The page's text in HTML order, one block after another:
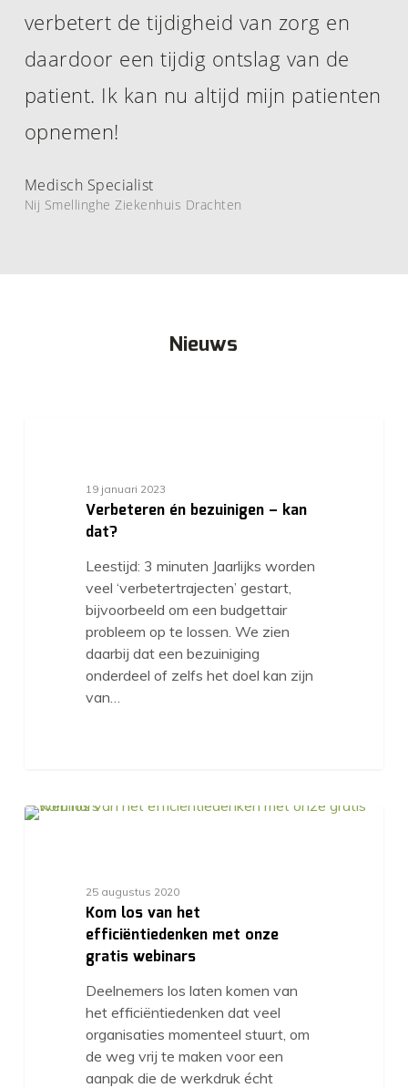
verbetert de tijdigheid van zorg en
daardoor een tijdig ontslag van de
patient. Ik kan nu altijd mijn patienten
opnemen!
Medisch Specialist
Nij Smellinghe Ziekenhuis Drachten
Nieuws
19 januari 2023
Verbeteren én bezuinigen – kan
dat?
Leestijd: 3 minuten Jaarlijks worden
veel ‘verbetertrajecten’ gestart,
bijvoorbeeld om een budgettair
probleem op te lossen. We zien
daarbij dat een bezuiniging
onderdeel of zelfs het doel kan zijn
van…
25 augustus 2020
Kom los van het
efficiëntiedenken met onze
gratis webinars
Deelnemers los laten komen van
het efficiëntiedenken dat veel
organisaties momenteel stuurt, om
de weg vrij te maken voor een
aanpak die de werkdruk écht